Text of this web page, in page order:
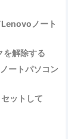
ノート
解除する
ートパソコン
ットして